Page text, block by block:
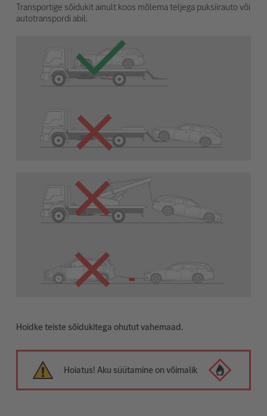
Transportige sõidukit ainult koos mõlema teljega puksiirauto või
autotranspordi abil.
Hoidke teiste sõidukitega ohutut vahemaad.
Hoiatus! Aku süütamine on võimalik